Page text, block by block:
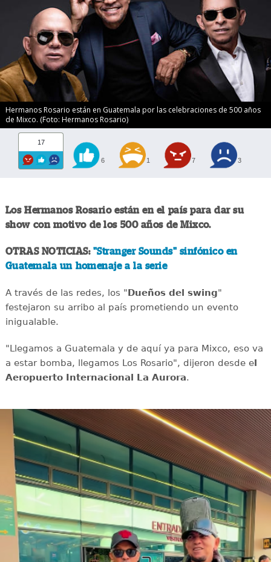
Hermanos Rosario están en Guatemala por las celebraciones de 500 años
de Mixco. (Foto: Hermanos Rosario)
17
6 1 7 3
Los Hermanos Rosario están en el país para dar su
show con motivo de los 500 años de Mixco.
OTRAS NOTICIAS: "Stranger Sounds" sinfónico en
Guatemala un homenaje a la serie
A través de las redes, los "Dueños del swing"
festejaron su arribo al país prometiendo un evento
inigualable.
"Llegamos a Guatemala y de aquí ya para Mixco, eso va
a estar bomba, llegamos Los Rosario", dijeron desde el
Aeropuerto Internacional La Aurora.